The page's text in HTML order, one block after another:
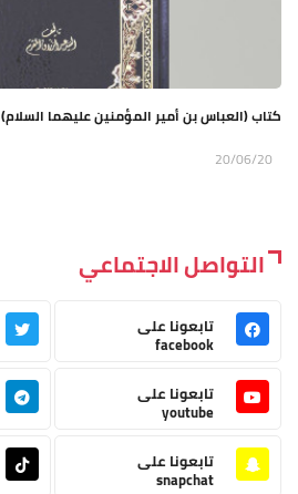
كتاب (العباس بن أمير المؤمنين عليهما السلام)
20/06/20
التواصل الاجتماعي
تابعونا على
facebook
تابعونا على
youtube
تابعونا على
snapchat